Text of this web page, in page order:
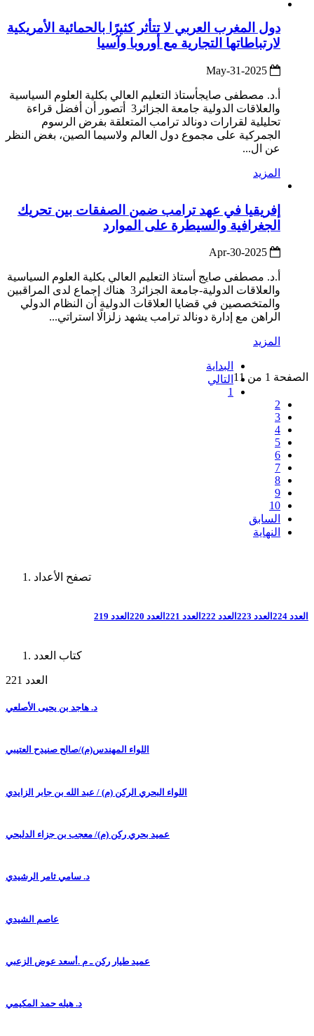
دول المغرب العربي لا تتأثر كثيرًا بالحمائية الأمريكية
لارتباطاتها التجارية مع أوروبا وآسيا
أ.د. مصطفى صايجأستاذ التعليم العالي بكلية العلوم السياسية
والعلاقات الدولية جامعة الجزائر3 أتصور أن أفضل قراءة
تحليلية لقرارات دونالد ترامب المتعلقة بفرض الرسوم
الجمركية على مجموع دول العالم ولاسيما الصين، بغض النظر
عن ال...
المزيد
إفريقيا في عهد ترامب ضمن الصفقات بين تحريك
الجغرافية والسيطرة على الموارد
أ.د. مصطفى صايج أستاذ التعليم العالي بكلية العلوم السياسية
والعلاقات الدولية-جامعة الجزائر3 هناك إجماع لدى المراقبين
والمتخصصين في قضايا العلاقات الدولية أن النظام الدولي
الراهن مع إدارة دونالد ترامب يشهد زلزالًا استراتي...
المزيد
الصفحة 1 من 11
البداية
التالي
1
2
3
4
5
6
7
8
9
10
السابق
النهاية
تصفح الأعداد
العدد 224 العدد 223 العدد 222 العدد 221 العدد 220 العدد 219
كتاب العدد
العدد 221
د. هاجد بن يحيى الأصلعي
اللواء المهندس(م)/صالح صنيدح العتيبي
اللواء البحري الركن (م) / عبد الله بن جابر الزايدي
عميد بحري ركن (م)/ معجب بن جزاء الدلبحي
د. سامي ثامر الرشيدي
عاصم الشيدي
عميد طيار ركن ـ م .أسعد عوض الزعبي
د. هيله حمد المكيمي